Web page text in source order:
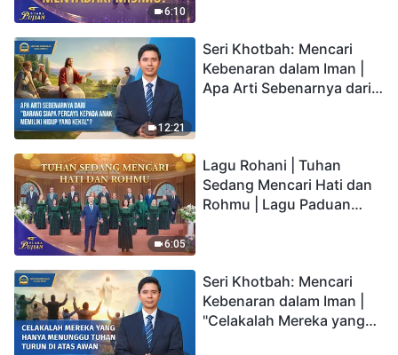
6:10
12:21
Seri Khotbah: Mencari
Kebenaran dalam Iman |
Apa Arti Sebenarnya dari
6:05
Lagu Rohani | Tuhan
Sedang Mencari Hati dan
Rohmu | Lagu Paduan
Seri Khotbah: Mencari
Kebenaran dalam Iman |
"Celakalah Mereka yang